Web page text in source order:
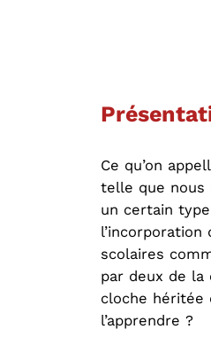
Ce qu’on
telle que nous
un certain type
scolaires
par deux de la
cloche héritée
l’apprendre ?